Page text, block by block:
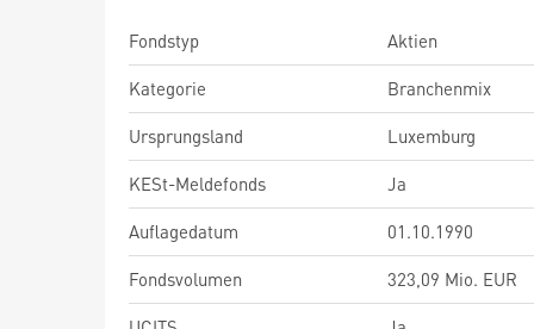
Fondstyp
Aktien
Kategorie
Branchenmix
Ursprungsland
Luxemburg
KESt-Meldefonds
Ja
Auflagedatum
01.10.1990
Fondsvolumen
323,09 Mio. EUR